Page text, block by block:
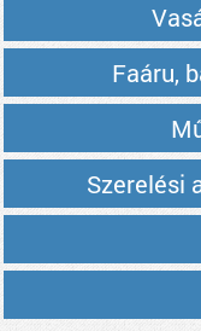
Faáru,
Szerelési